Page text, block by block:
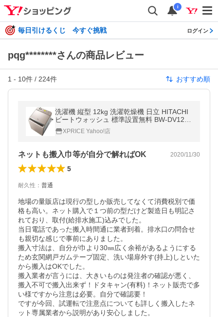
i
毎日引けるくじ 今すぐ挑戦 ログイン
pqg********さんの商品レビュー
1 - 10件 / 224件 おすすめ順
洗濯機 縦型 12kg 洗濯乾燥機 日立 HITACHI
ビートウォッシュ 標準設置無料 BW-DV120
E(N) シャンパン 乾燥6kg
XPRICE Yahoo!店
ネットも搬入巾等が自分で解ればOK 2020/11/30
5
耐久性 ： 普通
地場の量販店は現行の型しか販売してなくて消費税別で価
格も高い。ネット購入で１つ前の型だけど製造日も明記さ
れており、取付(給排水施工)込みでした。
当日電話であった搬入時間通に業者到着。排水口の問合せ
も親切な感じで事前にありました。
搬入寸法は、自分が巾より30㎜広く余裕があるようにする
ため玄関網戸ガムテープ固定、洗い場扉外す(持上)しといた
から搬入はOKでした。
搬入業者が言うには、大きいものは発注者の確認が悪く、
搬入不可で搬入出来ず！ドタキャン(有料)！ネット販売で多
い様ですから注意は必要。自分で確認要！
ですが今回、試運転で注意点についても詳しく搬入したネ
ット専属業者から説明があり安心しました。